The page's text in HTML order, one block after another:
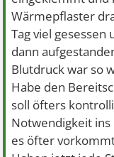
Wärmepflaster
Tag viel gesessen
dann
Blutdruck war so
Habe den
soll öfters
Notwendigkeit ins
es öfter